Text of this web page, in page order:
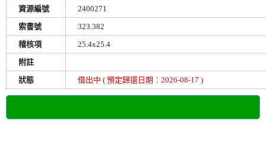
資源編號
2400271
索書號
323.382
稽核項
25.4x25.4
附註
狀態
借出中 ( 預定歸還日期︰2026-08-17 )